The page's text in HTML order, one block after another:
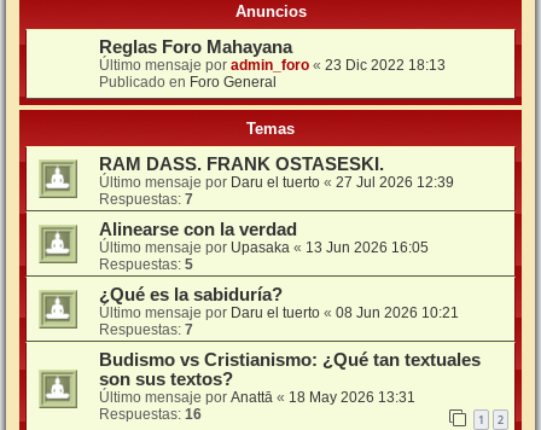
Anuncios
Reglas Foro Mahayana
Último mensaje por admin_foro « 23 Dic 2022 18:13
Publicado en Foro General
Temas
RAM DASS. FRANK OSTASESKI.
Último mensaje por Daru el tuerto « 27 Jul 2026 12:39
Respuestas: 7
Alinearse con la verdad
Último mensaje por Upasaka « 13 Jun 2026 16:05
Respuestas: 5
¿Qué es la sabiduría?
Último mensaje por Daru el tuerto « 08 Jun 2026 10:21
Respuestas: 7
Budismo vs Cristianismo: ¿Qué tan textuales
son sus textos?
Último mensaje por Anattā « 18 May 2026 13:31
Respuestas: 16 1 2